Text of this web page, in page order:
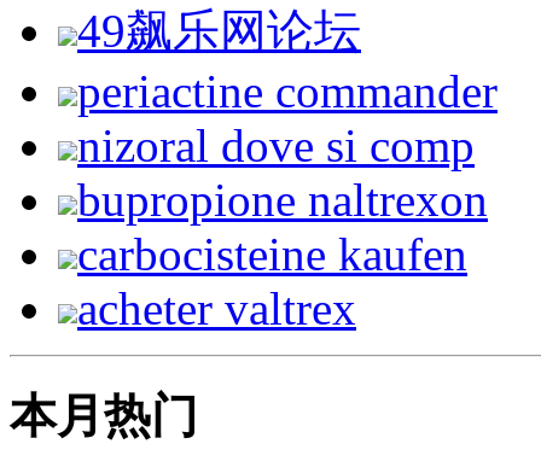
49飙乐网论坛
periactine commander
nizoral dove si comp
bupropione naltrexon
carbocisteine kaufen
acheter valtrex
本月热门